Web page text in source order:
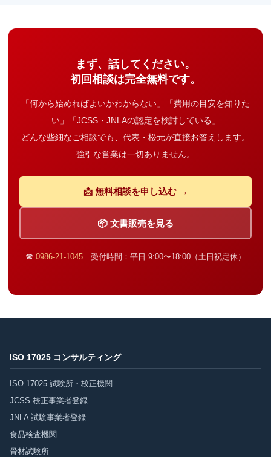
まず、話してください。
初回相談は完全無料です。
「何から始めればよいかわからない」「費用の目安を知りた
い」「JCSS・JNLAの認定を検討している」
どんな些細なご相談でも、代表・松元が直接お答えします。
強引な営業は一切ありません。
📩 無料相談を申し込む →
📦 文書販売を見る
☎ 0986-21-1045 受付時間：平日 9:00〜18:00（土日祝定休）
ISO 17025 コンサルティング
ISO 17025 試験所・校正機関
JCSS 校正事業者登録
JNLA 試験事業者登録
食品検査機関
骨材試験所